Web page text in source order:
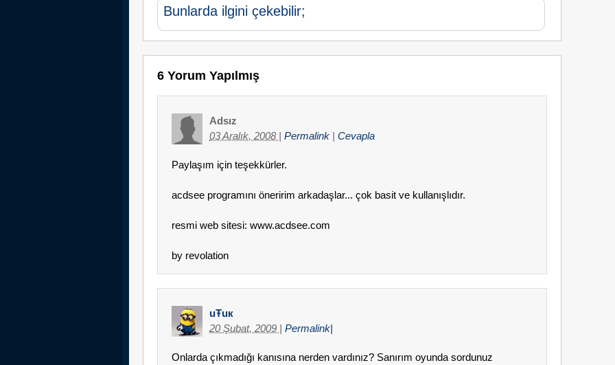
Bunlarda ilgini çekebilir;
6 Yorum Yapılmış
Adsız
03 Aralık, 2008 | Permalink | Cevapla
Paylaşım için teşekkürler.
acdsee programını öneririm arkadaşlar... çok basit ve kullanışlıdır.
resmi web sitesi: www.acdsee.com
by revolation
uŦuк
20 Şubat, 2009 | Permalink|
Onlarda çıkmadığı kanısına nerden vardınız? Sanırım oyunda sordunuz